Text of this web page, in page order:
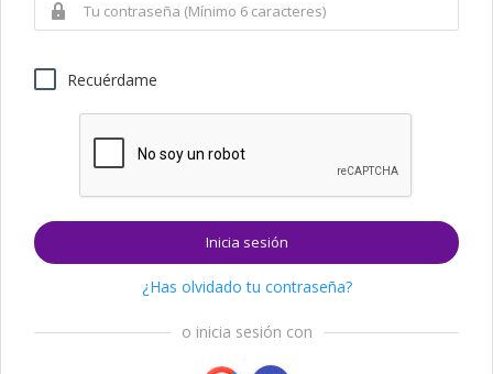
Recuérdame
Inicia sesión
¿Has olvidado tu contraseña?
o inicia sesión con